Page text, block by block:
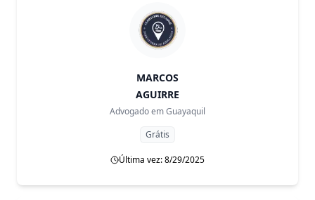
MARCOS
AGUIRRE
Advogado emGuayaquil
Grátis
Última vez: 8/29/2025